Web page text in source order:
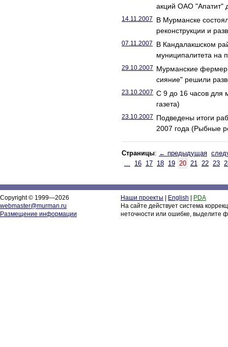
акций ОАО "Апатит"
14.11.2007
В Мурманске
реконструкции и
07.11.2007
В Кандалакшском
муниципалитета на
29.10.2007 Мурманские
сияние" решили
23.10.2007 С 9 до 16 часов для
газета)
23.10.2007 Подведены итоги
2007 года (Рыбные
Страницы: ← предыдущая
...
16 17 18 19 20 21 22 23
Copyright © 1999—2026
webmaster@murman.ru
Размещение информации
Наши проекты English
PDA
На сайте действует система
неточности или ошибке, выделите